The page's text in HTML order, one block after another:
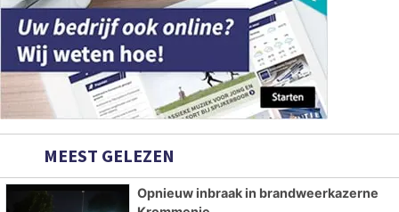
MEEST GELEZEN
Opnieuw inbraak in brandweerkazerne